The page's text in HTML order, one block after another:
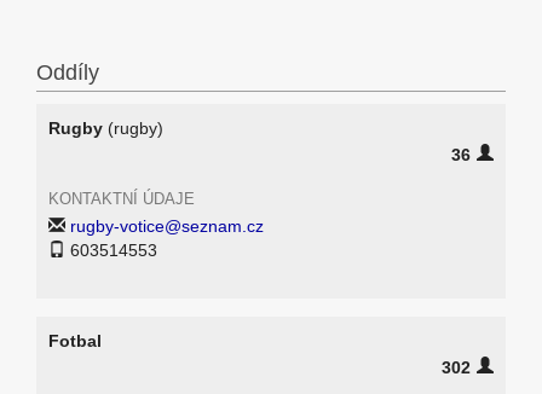
Oddíly
Rugby (rugby)
36
KONTAKTNÍ ÚDAJE
rugby-votice@seznam.cz
603514553
Fotbal
302